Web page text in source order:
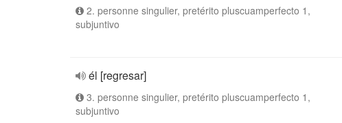
2. personne singulier, pretérito pluscuamperfecto 1,
subjuntivo
él [regresar]
3. personne singulier, pretérito pluscuamperfecto 1,
subjuntivo